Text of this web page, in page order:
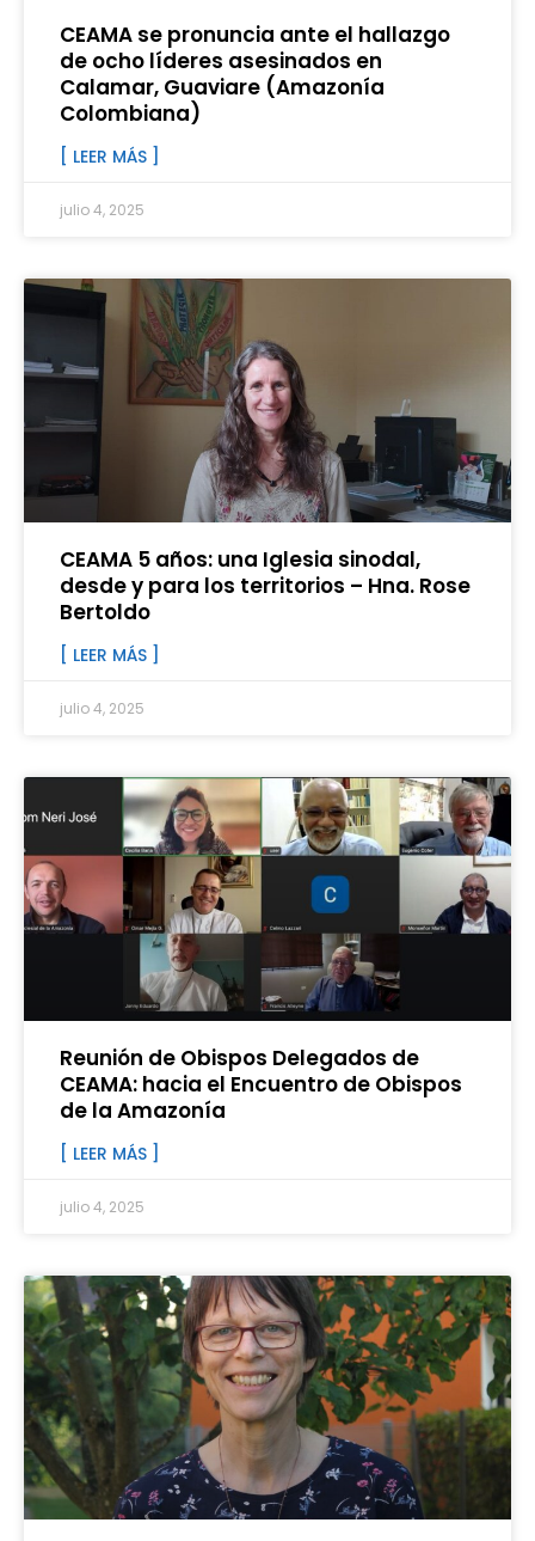
CEAMA se pronuncia ante el hallazgo
de ocho líderes asesinados en
Calamar, Guaviare (Amazonía
Colombiana)
[ LEER MÁS ]
julio 4, 2025
CEAMA 5 años: una Iglesia sinodal,
desde y para los territorios – Hna. Rose
Bertoldo
[ LEER MÁS ]
julio 4, 2025
Reunión de Obispos Delegados de
CEAMA: hacia el Encuentro de Obispos
de la Amazonía
[ LEER MÁS ]
julio 4, 2025